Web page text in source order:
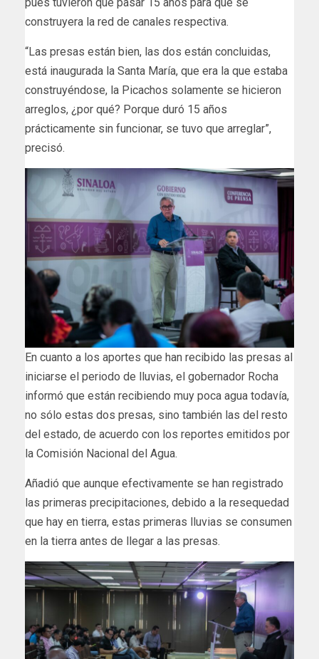
construyera la red de canales respectiva.
“Las presas están bien, las dos están concluidas,
está inaugurada la Santa María, que era la que estaba
construyéndose, la Picachos solamente se hicieron
arreglos, ¿por qué? Porque duró 15 años
prácticamente sin funcionar, se tuvo que arreglar”,
precisó.
En cuanto a los aportes que han recibido las presas al
iniciarse el periodo de lluvias, el gobernador Rocha
informó que están recibiendo muy poca agua todavía,
no sólo estas dos presas, sino también las del resto
del estado, de acuerdo con los reportes emitidos por
la Comisión Nacional del Agua.
Añadió que aunque efectivamente se han registrado
las primeras precipitaciones, debido a la resequedad
que hay en tierra, estas primeras lluvias se consumen
en la tierra antes de llegar a las presas.